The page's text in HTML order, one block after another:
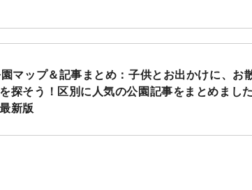
マップ＆記事まとめ：子供とお出かけに、お
探そう！区別に人気の公園記事をまとめまし
新版